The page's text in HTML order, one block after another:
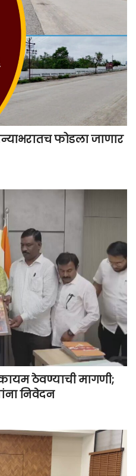
फोडला जाणार
ठेवण्याची मागणी;
निवेदन